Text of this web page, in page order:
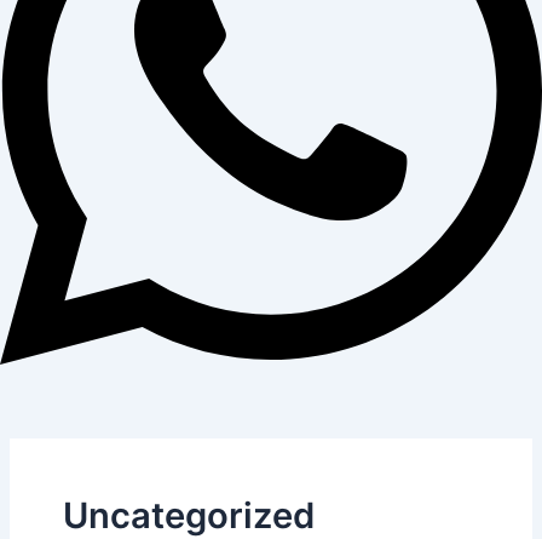
Uncategorized